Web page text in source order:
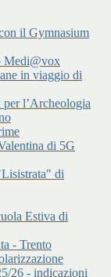
il Gymnasium
Medi@vox
in viaggio di
l’Archeologia
di 5G
di
Estiva di
- Trento
26 - indicazioni